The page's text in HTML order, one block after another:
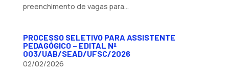
preenchimento de vagas para...
PROCESSO SELETIVO PARA ASSISTENTE
PEDAGÓGICO – EDITAL Nº
003/UAB/SEAD/UFSC/2026
02/02/2026